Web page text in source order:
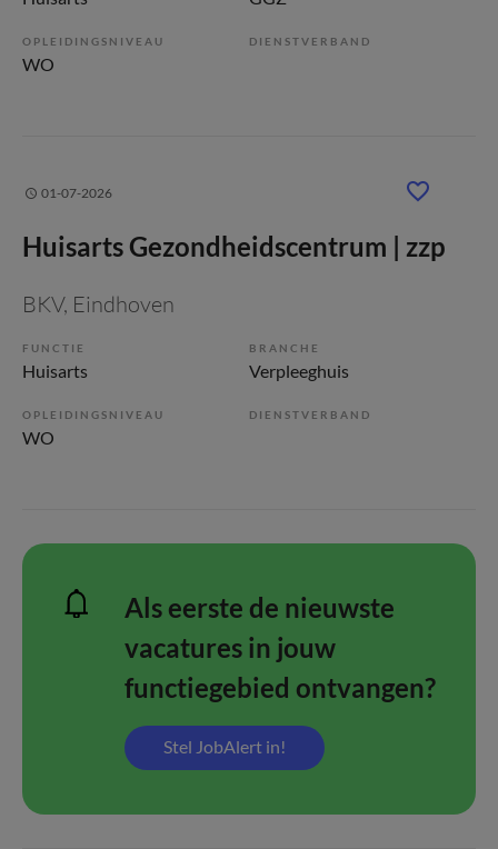
OPLEIDINGSNIVEAU
WO
DIENSTVERBAND
01-07-2026
Huisarts Gezondheidscentrum | zzp
BKV, Eindhoven
FUNCTIE
Huisarts
BRANCHE
Verpleeghuis
OPLEIDINGSNIVEAU
WO
DIENSTVERBAND
Als eerste de nieuwste
vacatures in jouw
functiegebied ontvangen?
Stel JobAlert in!